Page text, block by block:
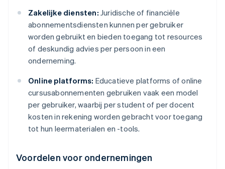
Zakelijke diensten: Juridische of financiële
abonnementsdiensten kunnen per gebruiker
worden gebruikt en bieden toegang tot resources
of deskundig advies per persoon in een
onderneming.
Online platforms: Educatieve platforms of online
cursusabonnementen gebruiken vaak een model
per gebruiker, waarbij per student of per docent
kosten in rekening worden gebracht voor toegang
tot hun leermaterialen en -tools.
Voordelen voor ondernemingen